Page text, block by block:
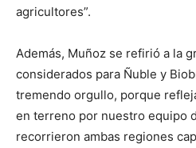
agricultores”.
Además, Muñoz se refirió a la
considerados para Ñuble y
tremendo orgullo, porque
en terreno por nuestro equipo
recorrieron ambas regiones